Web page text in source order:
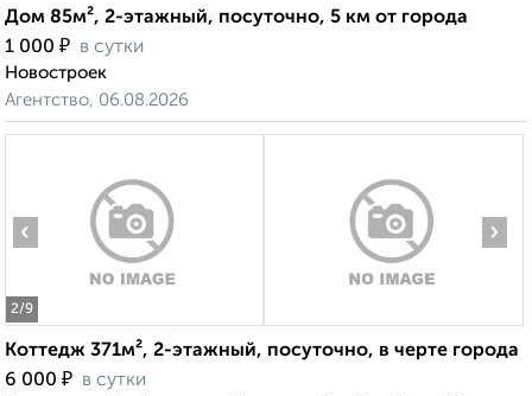
Дом 85м², 2-этажный, посуточно, 5 км от города
1 000 ₽ в сутки
Новостроек
Агентство, 06.08.2026
2/9
‹ ›
Коттедж 371м², 2-этажный, посуточно, в черте города
6 000 ₽ в сутки